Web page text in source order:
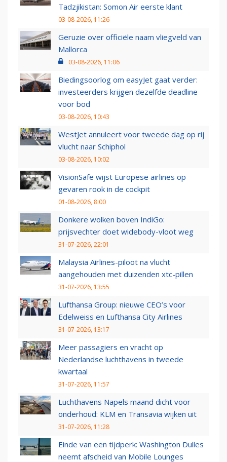
Tadzjikistan: Somon Air eerste klant
03-08-2026, 11:26
Geruzie over officiële naam vliegveld van
Mallorca
03-08-2026, 11:06
Biedingsoorlog om easyJet gaat verder:
investeerders krijgen dezelfde deadline
voor bod
03-08-2026, 10:43
WestJet annuleert voor tweede dag op rij
vlucht naar Schiphol
03-08-2026, 10:02
VisionSafe wijst Europese airlines op
gevaren rook in de cockpit
01-08-2026, 8:00
Donkere wolken boven IndiGo:
prijsvechter doet widebody-vloot weg
31-07-2026, 22:01
Malaysia Airlines-piloot na vlucht
aangehouden met duizenden xtc-pillen
31-07-2026, 13:55
Lufthansa Group: nieuwe CEO’s voor
Edelweiss en Lufthansa City Airlines
31-07-2026, 13:17
Meer passagiers en vracht op
Nederlandse luchthavens in tweede
kwartaal
31-07-2026, 11:57
Luchthavens Napels maand dicht voor
onderhoud: KLM en Transavia wijken uit
31-07-2026, 11:28
Einde van een tijdperk: Washington Dulles
neemt afscheid van Mobile Lounges